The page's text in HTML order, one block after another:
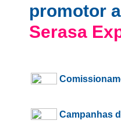
promotor
Serasa
Campanhas